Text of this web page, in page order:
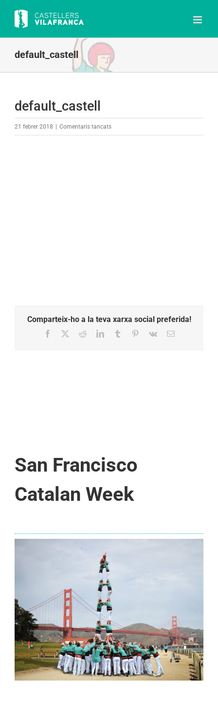
content
default_castell
default_castell
21 febrer 2018 Comentaris tancatsa
Comparteix-ho a la teva xarxa social preferida!
Facebook RedditLinkedInTumblr Pinterest
Vk Email:
San Francisco
Catalan Week